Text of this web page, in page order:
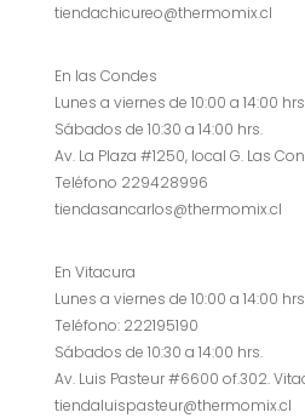
tiendachicureo@thermomix.cl
En las Condes
Lunes a viernes de 10:00 a 14:00
Sábados de 10:30 a 14:00 hrs.
Av. La Plaza #1250, local G. Las
Teléfono 229428996
tiendasancarlos@thermomix.cl
En Vitacura
Lunes a viernes de 10:00 a 14:00
Teléfono: 222195190
Sábados de 10:30 a 14:00 hrs.
Av. Luis Pasteur #6600 of.302.
tiendaluispasteur@thermomix.cl